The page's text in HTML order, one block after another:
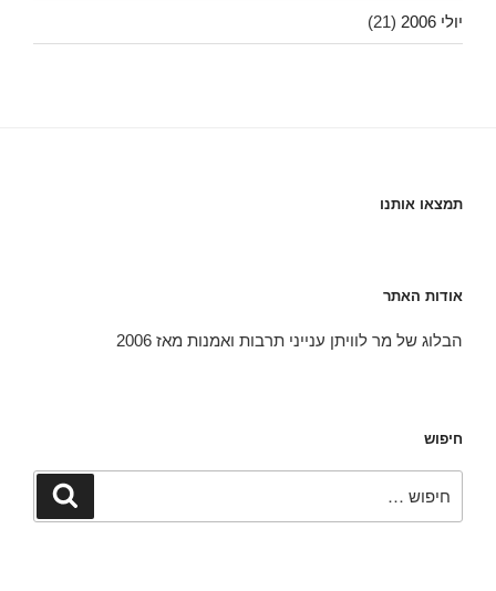
יולי 2006 (21)
תמצאו אותנו
אודות האתר
הבלוג של מר לוויתן ענייני תרבות ואמנות מאז 2006
חיפוש
חיפוש